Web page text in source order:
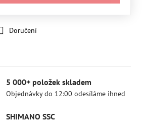
Doručení
5 000+ položek skladem
Objednávky do 12:00 odesíláme ihned
SHIMANO SSC